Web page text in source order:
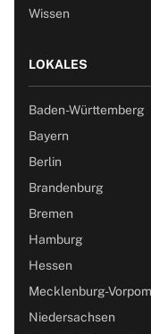
Wissen
LOKALES
Baden-Württemberg
Bayern
Berlin
Brandenburg
Bremen
Hamburg
Hessen
Mecklenburg-
Niedersachsen